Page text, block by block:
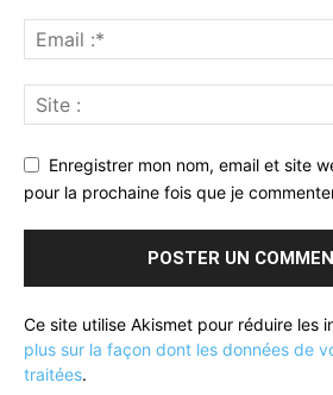
Enregistrer mon nom, email et site
pour la prochaine fois que je
Ce site utilise Akismet pour réduire les
plus sur la façon dont les données de
traitées.